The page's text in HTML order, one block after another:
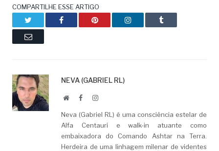
COMPARTILHE ESSE ARTIGO
Facebook Pinterest LinkedIn Tumblr
Email
NEVA (GABRIEL RL)
WebsiteFacebookLinkedIn
Neva (Gabriel RL) é uma consciência estelar de
Alfa Centauri e walk-in atuante como
embaixadora do Comando Ashtar na Terra.
Herdeira de uma linhagem milenar de videntes